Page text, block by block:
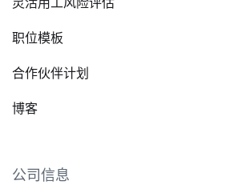
职位模板
合作伙伴计划
博客
公司信息